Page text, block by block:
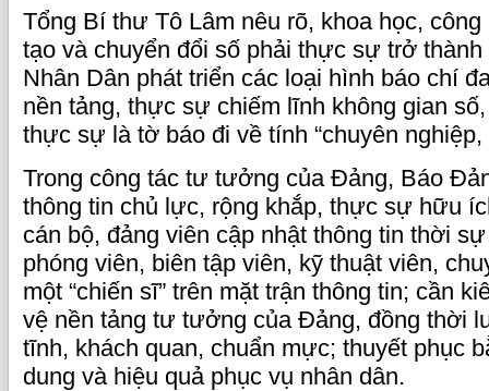
Tổng Bí thư Tô Lâm nêu rõ, khoa học,
tạo và chuyển đổi số phải thực sự trở
Nhân Dân phát triển các loại hình báo chí
nền tảng, thực sự chiếm lĩnh không gian
thực sự là tờ báo đi về tính “chuyên nghiệp,
Trong công tác tư tưởng của Đảng, Báo
thông tin chủ lực, rộng khắp, thực sự hữu
cán bộ, đảng viên cập nhật thông tin thời
phóng viên, biên tập viên, kỹ thuật viên,
một “chiến sĩ” trên mặt trận thông tin; cần
vệ nền tảng tư tưởng của Đảng, đồng thời
tĩnh, khách quan, chuẩn mực; thuyết phục
dung và hiệu quả phục vụ nhân dân.